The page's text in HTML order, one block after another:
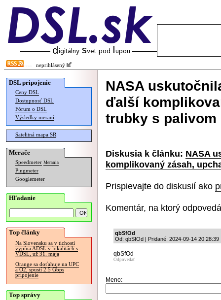
neprihlásený
DSL pripojenie
Ceny DSL
Dostupnosť DSL
Fórum o DSL
Výsledky meraní
Satelitná mapa SR
Merače
Speedmeter Merania
Pingmeter
Googlemeter
Hľadanie
Top články
Na Slovensku sa v tichosti
vypína ADSL v lokalitách s
VDSL, už 31. mája
Orange sa doťahuje na UPC
a O2, spustí 2.5 Gbps
pripojenie
Top správy
NASA
ďalší
trubky s palivom
Diskusia k článku: NASA
komplikovaný zásah,
Prispievajte do diskusií ako
Komentár, na ktorý
qbSfOd
Od: qbSfOd | Pridané: 2024-09-14 20:28:39
qbSfOd
Odpovedať
Meno: